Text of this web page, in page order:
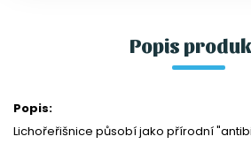
Popis
Popis:
Lichořeřišnice působí jako přírodní